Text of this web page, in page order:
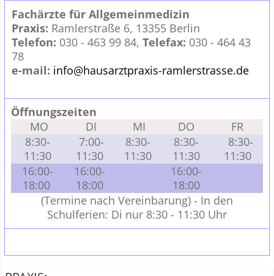
Fachärzte für Allgemeinmedizin
Praxis: Ramlerstraße 6, 13355 Berlin
Telefon: 030 - 463 99 84, Telefax: 030 - 464 43
78
e-mail: info@hausarztpraxis-ramlerstrasse.de
Öffnungszeiten
MO
DI MI DO
FR
8:30-
11:30
7:00-
11:30
8:30-
11:30
8:30-
11:30
8:30-
11:30
16:00-
18:00
16:00-
18:00
16:00-
18:00
(Termine nach Vereinbarung) - In den
Schulferien: Di nur 8:30 - 11:30 Uhr